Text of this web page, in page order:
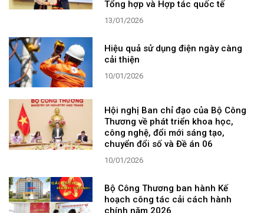
Tổng hợp và Hợp tác quốc tế
13/01/2026
Hiệu quả sử dụng điện ngày càng
cải thiện
10/01/2026
Hội nghị Ban chỉ đạo của Bộ Công
Thương về phát triển khoa học,
công nghệ, đổi mới sáng tạo,
chuyển đổi số và Đề án 06
10/01/2026
Bộ Công Thương ban hành Kế
hoạch công tác cải cách hành
chính năm 2026